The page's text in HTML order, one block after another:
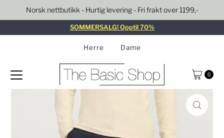
Gå til innhold
Norsk nettbutikk - Hurtig levering - Fri frakt over 1199,-
SOMMERSALG! Opptil 70%
Herre Dame
0